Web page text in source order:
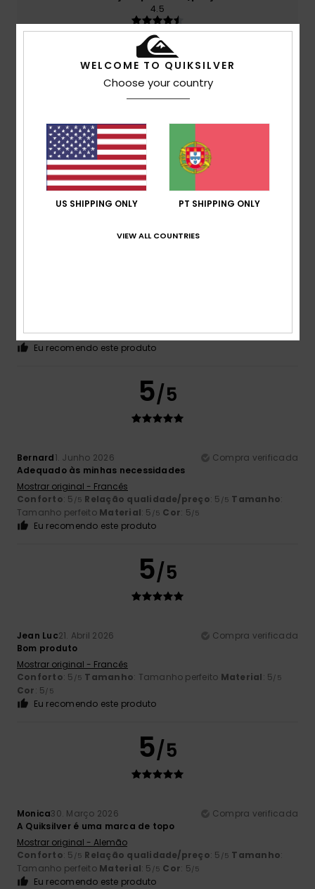
4.5
5.0
5
Tamanho perfeitoMaterial: 5/5 Cor: 5/5
Eu recomendo este produto
5/5
Bernard1. Junho 2026
Compra verificada
Adequado às minhas necessidades
Mostrar original - Francês
Conforto: 5 /5 Relação qualidade/preço: 5 /5 Tamanho:
Tamanho perfeito Material: 5 /5 Cor: 5/5
Eu recomendo este produto
5/5
Jean Luc21. Abril 2026
Compra verificada
Bom produto
Mostrar original - Francês
Conforto: 5 /5 Tamanho: Tamanho perfeito Material: 5/5
Cor: 5/5
Eu recomendo este produto
5/5
Monica30. Março 2026
Compra verificada
A Quiksilver é uma marca de topo
Mostrar original - Alemão
Conforto: 5 /5 Relação qualidade/preço: 5 /5 Tamanho:
Tamanho perfeito Material: 5 /5 Cor: 5/5
Eu recomendo este produto
WELCOME TO QUIKSILVER
Choose your country
US SHIPPING ONLY PT SHIPPING ONLY
VIEW ALL COUNTRIES